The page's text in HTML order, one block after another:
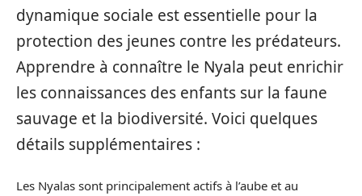
dynamique sociale est essentielle pour la
protection des jeunes contre les prédateurs.
Apprendre à connaître le Nyala peut enrichir
les connaissances des enfants sur la faune
sauvage et la biodiversité. Voici quelques
détails supplémentaires :
Les Nyalas sont principalement actifs à l’aube et au